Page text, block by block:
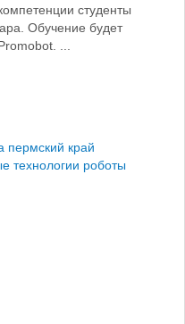
студенты
Обучение будет
...
пермский край
технологии роботы